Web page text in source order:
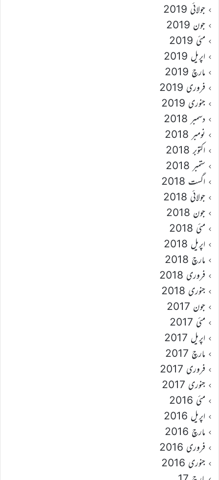
جولائی 2019
جون 2019
مئی 2019
اپریل 2019
مارچ 2019
فروری 2019
جنوری 2019
دسمبر 2018
نومبر 2018
اکتوبر 2018
ستمبر 2018
اگست 2018
جولائی 2018
جون 2018
مئی 2018
اپریل 2018
مارچ 2018
فروری 2018
جنوری 2018
جون 2017
مئی 2017
اپریل 2017
مارچ 2017
فروری 2017
جنوری 2017
مئی 2016
اپریل 2016
مارچ 2016
فروری 2016
جنوری 2016